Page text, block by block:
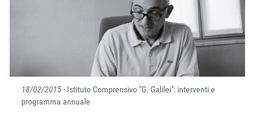
18/02/2015- Istituto Comprensivo "G. Galilei": interventi e
programma annuale